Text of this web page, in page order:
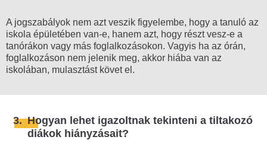
Forgalomlassítás, útlezárás
Performansz, szimbolikus
véleménynyilvánítás
Hosszú tüntetés
A jogszabályok nem azt veszik figyelembe, hogy a tanuló az
iskola épületében van-e, hanem azt, hogy részt vesz-e a
tanórákon vagy más foglalkozásokon. Vagyis ha az órán,
foglalkozáson nem jelenik meg, akkor hiába van az
iskolában, mulasztást követ el.
3. Hogyan lehet igazoltnak tekinteni a tiltakozó
diákok hiányzásait?